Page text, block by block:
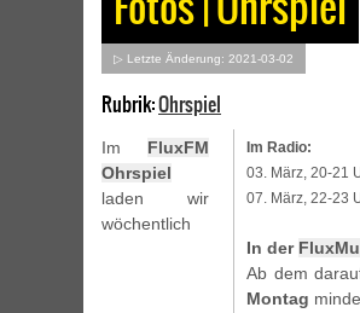
▷ Letzte Änderung: 2021-03-02
Rubrik:Ohrspiel
Im Radio:
03. März, 20-21
07. März, 22-23
In der
Ab dem
Montag
Im FluxFM
Ohrspiel
laden wir
wöchentlich